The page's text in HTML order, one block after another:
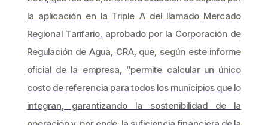
la aplicación en la Triple A del llamado Mercado
Regional Tarifario, aprobado por la Corporación de
Regulación de Agua, CRA, que, según este informe
oficial de la empresa, “permite calcular un único
costo de referencia para todos los municipios que lo
integran, garantizando la sostenibilidad de la